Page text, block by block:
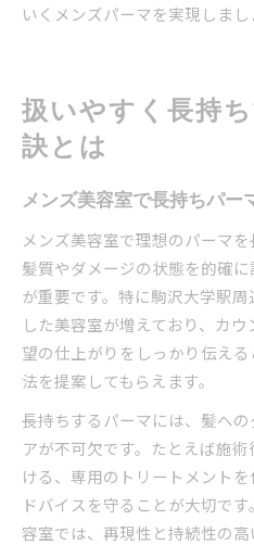
いくメンズパーマを実現しまし
扱いやすく長持
訣とは
メンズ美容室で長持ちパー
メンズ美容室で理想のパーマ
髪質やダメージの状態を的確
が重要です。特に駒沢大学駅
した美容室が増えており、カ
望の仕上がりをしっかり伝え
法を提案してもらえます。
長持ちするパーマには、髪へ
アが不可欠です。たとえば施
ける、専用のトリートメント
ドバイスを守ることが大切で
容室では、再現性と持続性の